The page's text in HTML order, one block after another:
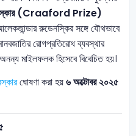
(Craaford Prize)
রুডেনস্কির সঙ্গে যৌথভাবে
রোগপ্রতিরোধ ব্যবস্থার
মাইলফলক হিসেবে বিবেচিত হয়।
ঘোষণা করা হয়৬ অক্টোবর ২০২৫